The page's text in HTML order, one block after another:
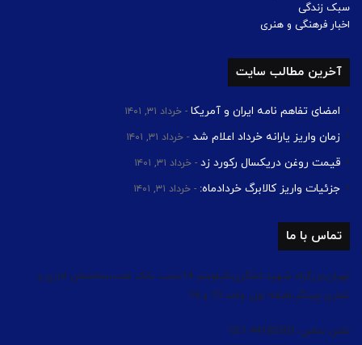
سبک زندگی
اخبار فرهنگی و هنری
آخرین مطالب سایت
امضای تفاهم نامه ایران و آمریکا خرداد ۳۱, ۱۴۰۱
زمان واریز یارانه خرداد اعلام شد خرداد ۳۱, ۱۴۰۱
قیمت روغن دریکسال رکورد زد خرداد ۳۱, ۱۴۰۱
جزئیات واریز کالابرگ خردادماه: خرداد ۳۱, ۱۴۰۱
تماس با ما
تهران،بزرگراه شهید لشگری،کیلومتر 14،جنب بانک ملت،ساختمان اداری و
تجاری چیتگر،طبقه اول، واحد 13 و 14
تلفن تماس: 44182503 021